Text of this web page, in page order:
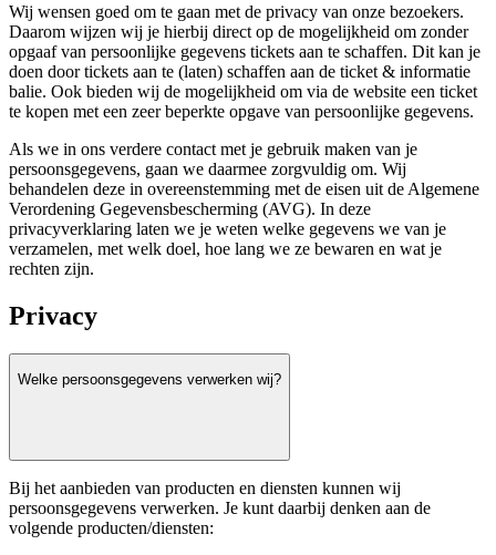
Wij wensen goed om te gaan met de privacy van onze bezoekers.
Daarom wijzen wij je hierbij direct op de mogelijkheid om zonder
opgaaf van persoonlijke gegevens tickets aan te schaffen. Dit kan je
doen door tickets aan te (laten) schaffen aan de ticket & informatie
balie. Ook bieden wij de mogelijkheid om via de website een ticket
te kopen met een zeer beperkte opgave van persoonlijke gegevens.
Als we in ons verdere contact met je gebruik maken van je
persoonsgegevens, gaan we daarmee zorgvuldig om. Wij
behandelen deze in overeenstemming met de eisen uit de Algemene
Verordening Gegevensbescherming (AVG). In deze
privacyverklaring laten we je weten welke gegevens we van je
verzamelen, met welk doel, hoe lang we ze bewaren en wat je
rechten zijn.
Privacy
Welke persoonsgegevens verwerken wij?
Bij het aanbieden van producten en diensten kunnen wij
persoonsgegevens verwerken. Je kunt daarbij denken aan de
volgende producten/diensten: